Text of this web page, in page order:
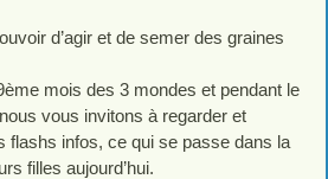
d’agir et de semer des graines
mois des 3 mondes et pendant le
vous invitons à regarder et
flashs infos, ce qui se passe dans la
filles aujourd’hui.